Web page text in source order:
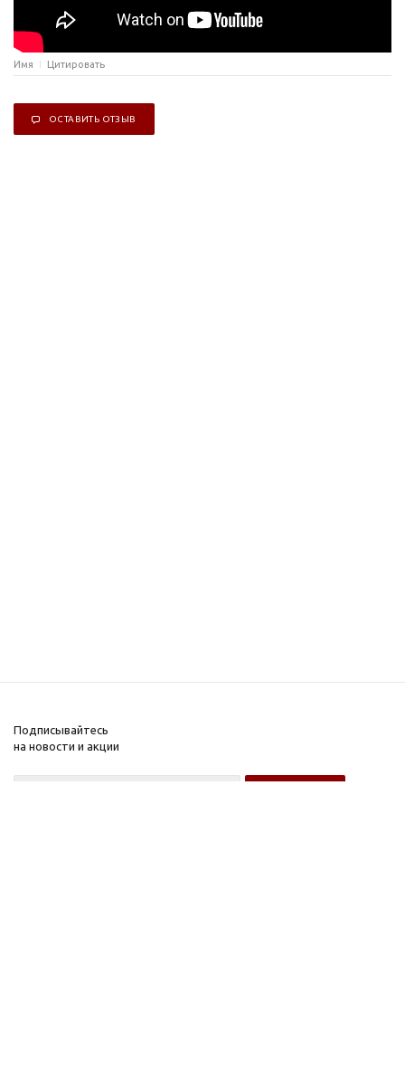
Имя Цитировать
ОСТАВИТЬ ОТЗЫВ
Подписывайтесь
на новости и акции